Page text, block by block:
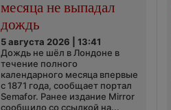
месяца не выпадал
дождь
5 августа 2026 | 13:41
Дождь не шёл в Лондоне в
течение полного
календарного месяца впервые
с 1871 года, сообщает портал
Semafor. Ранее издание Mirror
сообщило со ссылкой на...